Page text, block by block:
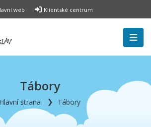
web Klientské centrum
Tábory
Hlavní strana Tábory